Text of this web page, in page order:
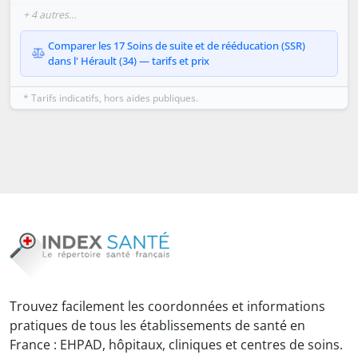
+ 4 autres…
Comparer les 17 Soins de suite et de rééducation (SSR)
dans l' Hérault (34) — tarifs et prix
* Tarifs indicatifs, hors aides publiques.
Trouvez facilement les coordonnées et informations
pratiques de tous les établissements de santé en
France : EHPAD, hôpitaux, cliniques et centres de soins.